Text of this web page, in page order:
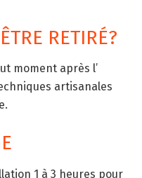
RETIRÉ?
moment après l’
artisanales
1 à 3 heures pour